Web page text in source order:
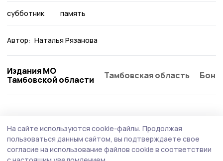
субботник память
Автор: Наталья Рязанова
Издания МО
Тамбовской области
Тамбовская область
На сайте используются cookie-файлы. Продолжая
пользоваться данным сайтом, вы подтверждаете свое
согласие на использование файлов cookie в соответствии